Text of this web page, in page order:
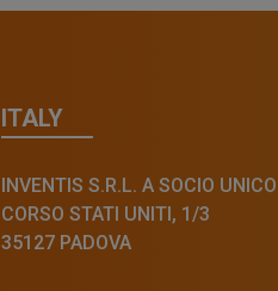
ITALY
INVENTIS S.R.L. A SOCIO UNICO
CORSO STATI UNITI, 1/3
35127 PADOVA